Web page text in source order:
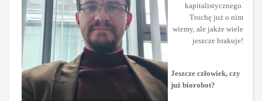
kapitalistycznego.
Trochę już o nim
wiemy, ale jakże wiele
jeszcze brakuje!
Jeszcze człowiek, czy
już biorobot?